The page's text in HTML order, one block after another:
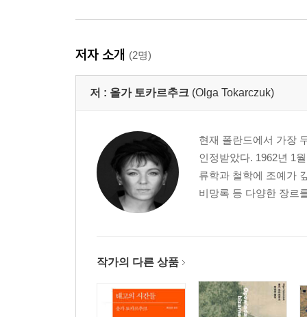
저자 소개 (2명)
저 : 올가 토카르추크 (Olga Tokarczuk)
현재 폴란드에서 가장
인정받았다. 1962년 1
류학과 철학에 조예가
비망록 등 다양한 장르
작가의 다른 상품